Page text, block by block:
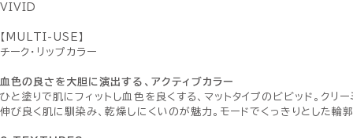
VIVID
【MULTI-USE】
チーク・リップカラー
血色の良さを大胆に演出する、アクティブカラー
ひと塗りで肌にフィットし血色を良くする、マットタイプのビビッド。クリ
伸び良く肌に馴染み、乾燥しにくいのが魅力。モードでくっきりとした輪